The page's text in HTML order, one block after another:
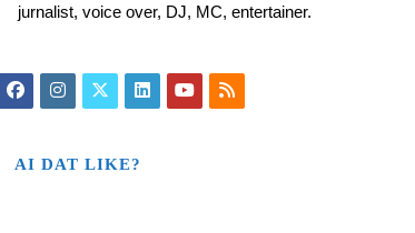
jurnalist, voice over, DJ, MC, entertainer.
AI DAT LIKE?